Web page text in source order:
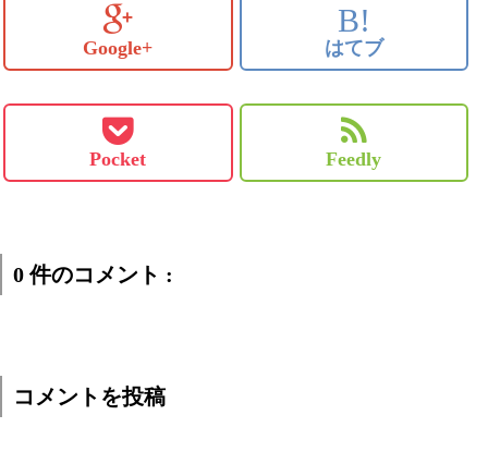
Google+
B!
はてブ
Pocket Feedly
0 件のコメント :
コメントを投稿